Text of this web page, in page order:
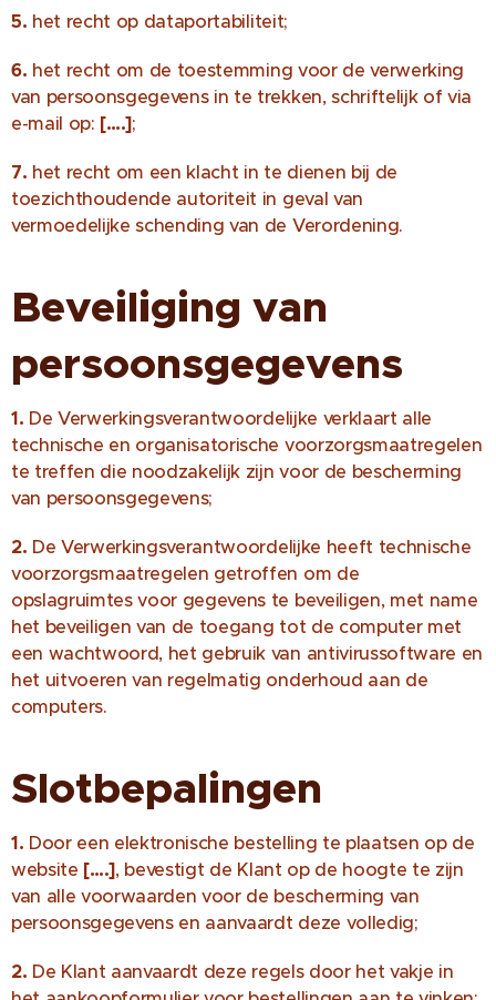
5. het recht op dataportabiliteit;
6. het recht om de toestemming voor de verwerking
van persoonsgegevens in te trekken, schriftelijk of via
e-mail op: [….];
7. het recht om een klacht in te dienen bij de
toezichthoudende autoriteit in geval van
vermoedelijke schending van de Verordening.
Beveiliging van
persoonsgegevens
1. De Verwerkingsverantwoordelijke verklaart alle
technische en organisatorische voorzorgsmaatregelen
te treffen die noodzakelijk zijn voor de bescherming
van persoonsgegevens;
2. De Verwerkingsverantwoordelijke heeft technische
voorzorgsmaatregelen getroffen om de
opslagruimtes voor gegevens te beveiligen, met name
het beveiligen van de toegang tot de computer met
een wachtwoord, het gebruik van antivirussoftware en
het uitvoeren van regelmatig onderhoud aan de
computers.
Slotbepalingen
1. Door een elektronische bestelling te plaatsen op de
website [….], bevestigt de Klant op de hoogte te zijn
van alle voorwaarden voor de bescherming van
persoonsgegevens en aanvaardt deze volledig;
2. De Klant aanvaardt deze regels door het vakje in